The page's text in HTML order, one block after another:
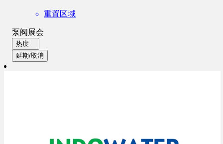
重置区域
泵阀展会
热度
延期/取消